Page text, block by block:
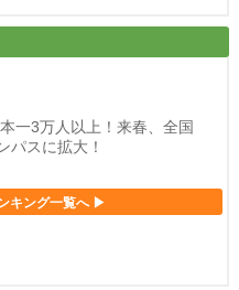
一3万人以上！来春、全国
パスに拡大！
キング一覧へ ▶